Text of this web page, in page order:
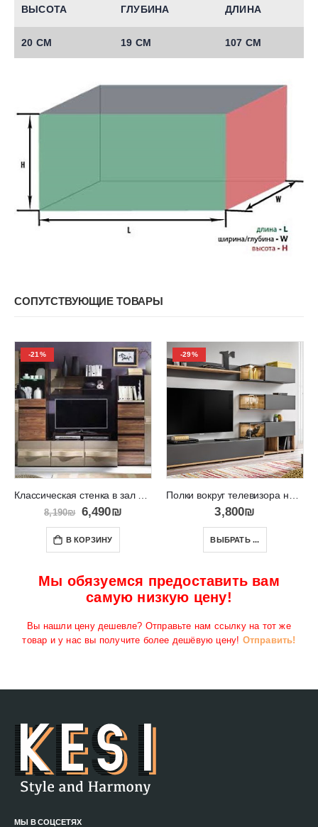
ВЫСОТА ГЛУБИНА ДЛИНА
20 СМ 19 СМ 107 СМ
СОПУТСТВУЮЩИЕ ТОВАРЫ
-21%
Классическая стенка в зал с закрытыми полками OBSESSION A
8,190₪ 6,490₪
В КОРЗИНУ
-29%
Полки вокруг телевизора на стене Silk
3,800₪
ВЫБРАТЬ ...
Мы обязуемся предоставить вам
самую низкую цену!
Вы нашли цену дешевле? Отправьте нам ссылку на тот же
товар и у нас вы получите более дешёвую цену! Отправить!
МЫ В СОЦСЕТЯХ